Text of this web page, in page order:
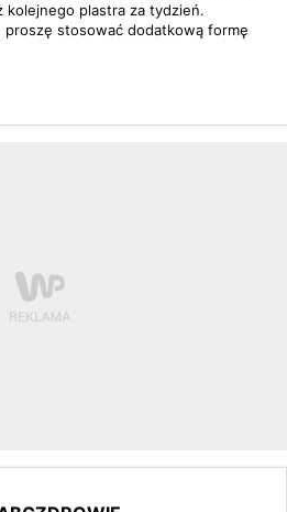
kolejnego plastra za tydzień.
stosować dodatkową formę